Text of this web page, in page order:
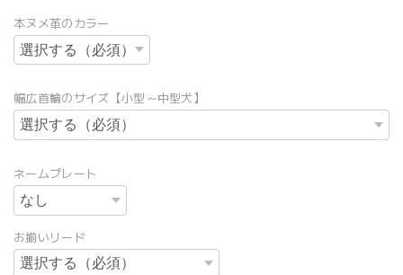
本ヌメ革のカラー
幅広首輪のサイズ【小型～中型犬】
ネームプレート
お揃いリード